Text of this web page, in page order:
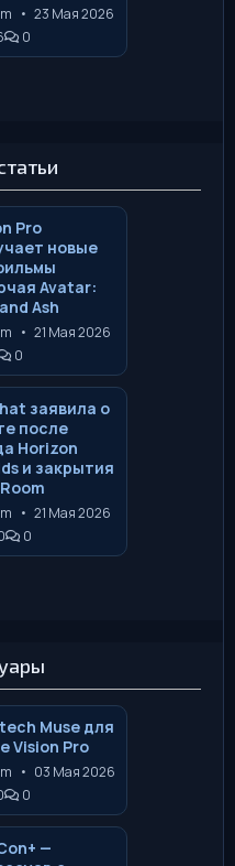
• 23 Мая 2026
0
Pro
новые
Avatar:
Ash
• 21 Мая 2026
0
заявила о
после
Horizon
и закрытия
• 21 Мая 2026
0
Muse для
Vision Pro
• 03 Мая 2026
0
—